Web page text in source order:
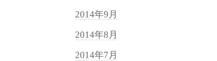
2014年9月
2014年8月
2014年7月